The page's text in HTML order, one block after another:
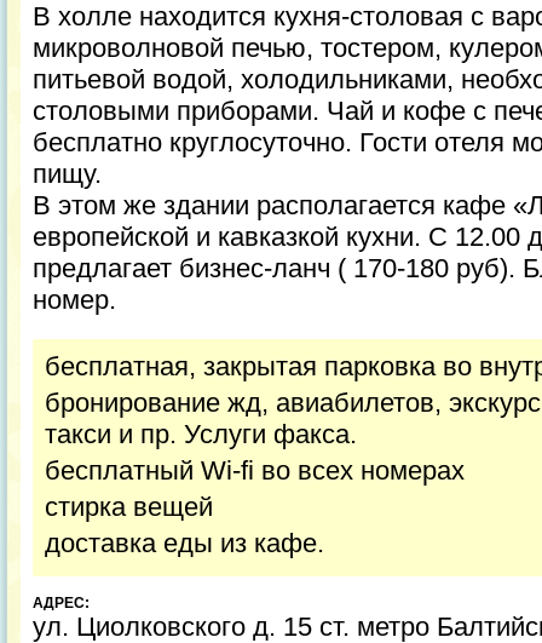
В холле находится кухня-столовая с
микроволновой печью, тостером,
питьевой водой, холодильниками,
столовыми приборами. Чай и кофе с
бесплатно круглосуточно. Гости отеля
пищу.
В этом же здании располагается кафе
европейской и кавказкой кухни. С
предлагает бизнес-ланч ( 170-180 руб).
номер.
бесплатная, закрытая парковка во
бронирование жд, авиабилетов,
такси и пр. Услуги факса.
бесплатный Wi-fi во всех номерах
стирка вещей
доставка еды из кафе.
АДРЕС:
ул. Циолковского д. 15 ст. метро